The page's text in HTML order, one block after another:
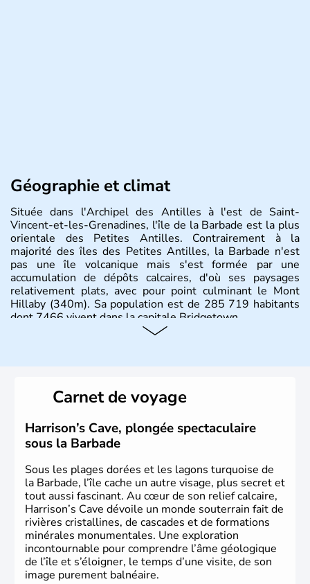
Géographie et climat
Située dans l'Archipel des Antilles à l'est de Saint-
Vincent-et-les-Grenadines, l'île de la Barbade est la plus
orientale des Petites Antilles. Contrairement à la
majorité des îles des Petites Antilles, la Barbade n'est
pas une île volcanique mais s'est formée par une
accumulation de dépôts calcaires, d'où ses paysages
relativement plats, avec pour point culminant le Mont
Hillaby (340m). Sa population est de 285 719 habitants
dont 7466 vivent dans la capitale Bridgetown.
domination britannique. Son nom vient de l'explorateur
portugais Pedro A. Campos qui nomma l'île en 1536 "Os
Barbudos" ("les barbus" à cause des longues racines
aériennes des ficus qu'il voyait sur l'île et lui faisait
penser à des barbes.
Carnet de voyage
Harrison’s Cave, plongée spectaculaire
sous la Barbade
Sous les plages dorées et les lagons turquoise de
la Barbade, l’île cache un autre visage, plus secret et
tout aussi fascinant. Au cœur de son relief calcaire,
Harrison’s Cave dévoile un monde souterrain fait de
rivières cristallines, de cascades et de formations
minérales monumentales. Une exploration
incontournable pour comprendre l’âme géologique
de l’île et s’éloigner, le temps d’une visite, de son
image purement balnéaire.